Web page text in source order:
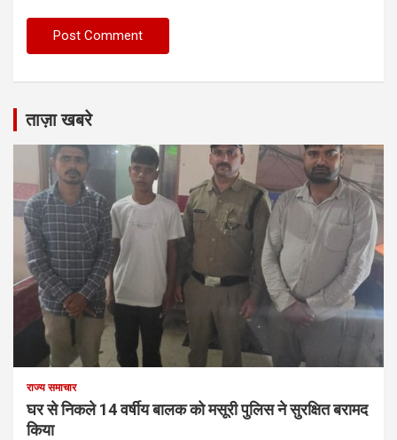
ताज़ा खबरे
राज्य समाचार
घर से निकले 14 वर्षीय बालक को मसूरी पुलिस ने सुरक्षित बरामद
किया